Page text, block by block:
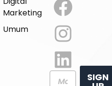
Marketing
Umum
SIGN